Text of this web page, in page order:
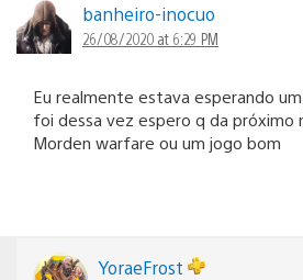
banheiro-inocuo
26/08/2020 at 6:29 PM
Eu realmente estava esperando
foi dessa vez espero q da próximo
Morden warfare ou um jogo bom
YoraeFrost